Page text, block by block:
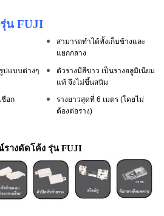
น FUJI
ปแบบต่างๆ
ชือก
สามารถทำได้ทั้งเก็บข้างและ
แยกกลาง
ตัวรางมีสีขาว เป็นรางอลูมิเนียม
แท้ จึงไม่ขึ้นสนิม
รางยาวสุดที่ 6 เมตร (โดยไม่
ต้องต่อราง)
รางดัดโค้ง รุ่น FUJI